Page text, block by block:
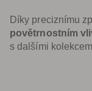
Díky preciznímu
povětrnostním
s dalšími